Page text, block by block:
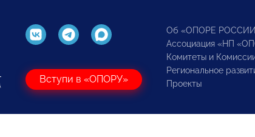
Вступи в «ОПОРУ»
Об «ОПОРЕ
Ассоциация «НП
Комитеты и
Региональное
Проекты